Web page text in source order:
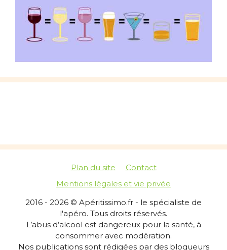
Plan du site
Contact
Mentions légales et vie privée
2016 - 2026 © Apéritissimo.fr - le spécialiste de
l'apéro. Tous droits réservés.
L’abus d’alcool est dangereux pour la santé, à
consommer avec modération.
Nos publications sont rédigées par des blogueurs